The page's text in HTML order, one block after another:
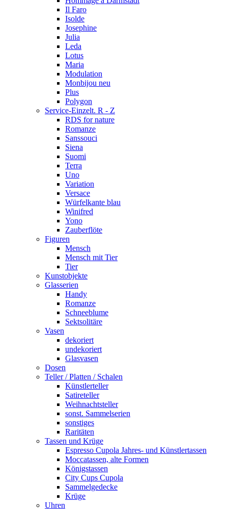
Il Faro
Isolde
Josephine
Julia
Leda
Lotus
Maria
Modulation
Monbijou neu
Plus
Polygon
Service-Einzelt. R - Z
RDS for nature
Romanze
Sanssouci
Siena
Suomi
Terra
Uno
Variation
Versace
Würfelkante blau
Winifred
Yono
Zauberflöte
Figuren
Mensch
Mensch mit Tier
Tier
Kunstobjekte
Glasserien
Handy
Romanze
Schneeblume
Sektsolitäre
Vasen
dekoriert
undekoriert
Glasvasen
Dosen
Teller / Platten / Schalen
Künstlerteller
Satireteller
Weihnachtsteller
sonst. Sammelserien
sonstiges
Raritäten
Tassen und Krüge
Espresso Cupola Jahres- und Künstlertassen
Moccatassen, alte Formen
Königstassen
City Cups Cupola
Sammelgedecke
Krüge
Uhren